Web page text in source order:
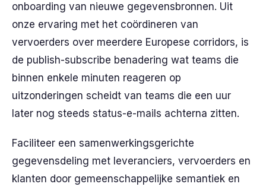
onboarding van nieuwe gegevensbronnen. Uit
onze ervaring met het coördineren van
vervoerders over meerdere Europese corridors, is
de publish-subscribe benadering wat teams die
binnen enkele minuten reageren op
uitzonderingen scheidt van teams die een uur
later nog steeds status-e-mails achterna zitten.
Faciliteer een samenwerkingsgerichte
gegevensdeling met leveranciers, vervoerders en
klanten door gemeenschappelijke semantiek en